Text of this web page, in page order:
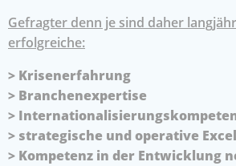
Gefragter denn je sind daher
erfolgreiche:
> Krisenerfahrung
> Branchenexpertise
>
> strategische und operative
> Kompetenz in der Entwicklung